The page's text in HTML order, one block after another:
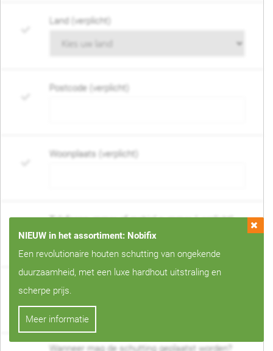
Land (verplicht)
Postcode (verplicht)
Woonplaats (verplicht)
Telefoonnummer of mobiel nummer (verplicht)
E-mail adres (verplicht)
Wanneer mag de schutting geplaatst worden?
NIEUW in het assortiment: Nobifix
Een revolutionaire houten schutting van ongekende
duurzaamheid, met een luxe hardhout uitstraling en
scherpe prijs.
Meer informatie